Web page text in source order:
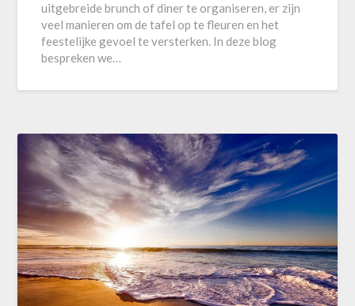
uitgebreide brunch of diner te organiseren, er zijn
veel manieren om de tafel op te fleuren en het
feestelijke gevoel te versterken. In deze blog
bespreken we…